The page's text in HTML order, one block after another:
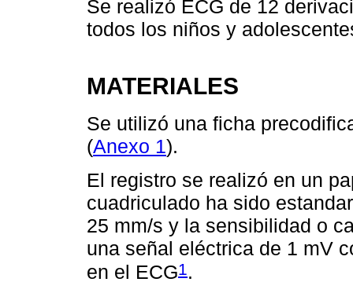
Se realizó ECG de 12
todos los niños y
MATERIALES
Se utilizó una ficha
(Anexo 1).
El registro se realizó en un
cuadriculado ha sido
25 mm/s y la sensibilidad o
una señal eléctrica de 1 mV
en el ECG1 .